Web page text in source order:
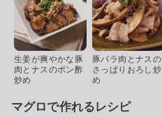
生姜が爽やかな豚
肉とナスのポン酢
炒め
豚バラ肉とナスの
さっぱりおろし炒
め
マグロで作れるレシピ